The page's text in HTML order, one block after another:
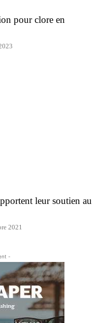
pour clore en
leur soutien au
2021
-